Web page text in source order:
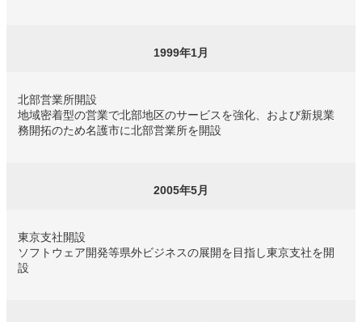
1999年1月
北部営業所開設
地域密着型の営業で北部地区のサービスを強化、および新規業
務開拓のため名護市に北部営業所を開設
2005年5月
東京支社開設
ソフトウェア開発等県外ビジネスの展開を目指し東京支社を開
設